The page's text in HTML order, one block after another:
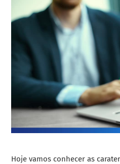
Hoje vamos conhecer as